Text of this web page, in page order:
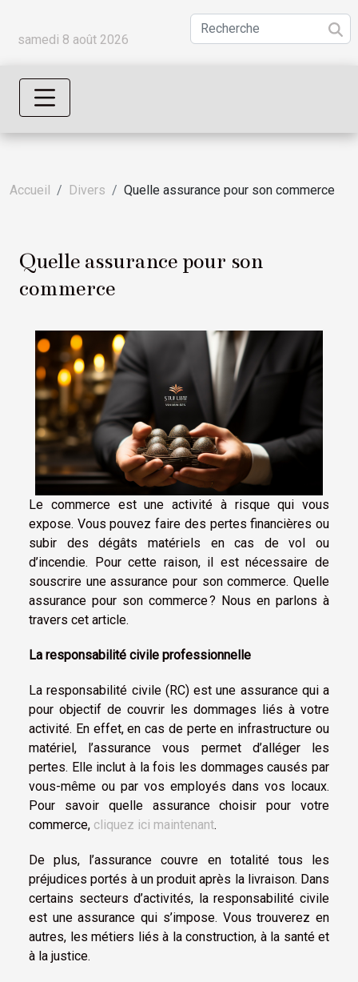
samedi 8 août 2026
Accueil Divers Quelle assurance pour son commerce
Quelle assurance pour son
commerce
Le commerce est une activité à risque qui vous
expose. Vous pouvez faire des pertes financières ou
subir des dégâts matériels en cas de vol ou
d’incendie. Pour cette raison, il est nécessaire de
souscrire une assurance pour son commerce. Quelle
assurance pour son commerce ? Nous en parlons à
travers cet article.
La responsabilité civile professionnelle
La responsabilité civile (RC) est une assurance qui a
pour objectif de couvrir les dommages liés à votre
activité. En effet, en cas de perte en infrastructure ou
matériel, l’assurance vous permet d’alléger les
pertes. Elle inclut à la fois les dommages causés par
vous-même ou par vos employés dans vos locaux.
Pour savoir quelle assurance choisir pour votre
commerce, cliquez ici maintenant.
De plus, l’assurance couvre en totalité tous les
préjudices portés à un produit après la livraison. Dans
certains secteurs d’activités, la responsabilité civile
est une assurance qui s’impose. Vous trouverez en
autres, les métiers liés à la construction, à la santé et
à la justice.